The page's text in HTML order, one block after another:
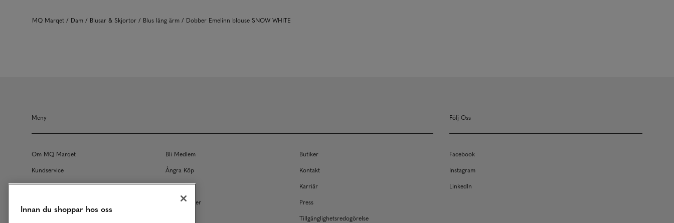
MQ Marqet Dam Blusar & Skjortor Blus lång ärm Dobber Emelinn blouse SNOW WHITE
Meny
Om MQ Marqet Bli Medlem
Butiker
Kundservice
Ångra Köp
Kontakt
Returer
Köpvillkor
Karriär
Våra Tjänster
Press
Tillgänglighetsredogörelse
Följ Oss
Facebook
Instagram
LinkedIn
Innan du shoppar hos oss